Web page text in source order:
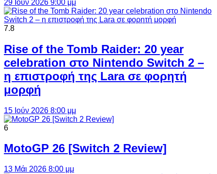
29 Ιούν 2026 9:00 μμ
7.8
Rise of the Tomb Raider: 20 year
celebration στο Nintendo Switch 2 –
η επιστροφή της Lara σε φορητή
μορφή
15 Ιούν 2026 8:00 μμ
6
MotoGP 26 [Switch 2 Review]
13 Μάι 2026 8:00 μμ